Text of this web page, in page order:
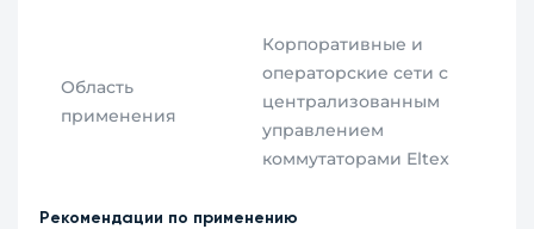
Область
применения
Корпоративные и
операторские сети с
централизованным
управлением
коммутаторами Eltex
Рекомендации по применению